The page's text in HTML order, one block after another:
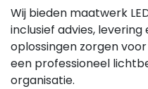
Wij bieden maatwerk
inclusief advies,
oplossingen zorgen
een professioneel
organisatie.